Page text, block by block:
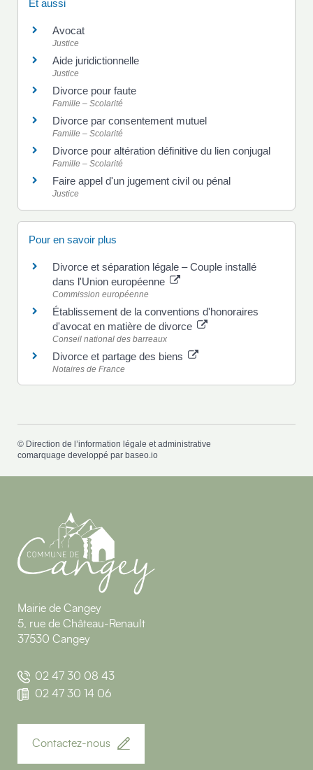
Et aussi
Avocat
Justice
Aide juridictionnelle
Justice
Divorce pour faute
Famille – Scolarité
Divorce par consentement mutuel
Famille – Scolarité
Divorce pour altération définitive du lien conjugal
Famille – Scolarité
Faire appel d'un jugement civil ou pénal
Justice
Pour en savoir plus
Divorce et séparation légale – Couple installé
dans l'Union européenne
Commission européenne
Établissement de la conventions d'honoraires
d'avocat en matière de divorce
Conseil national des barreaux
Divorce et partage des biens
Notaires de France
© Direction de l’information légale et administrative
comarquage developpé par baseo.io
Mairie de Cangey
5, rue de Château-Renault
37530 Cangey
02 47 30 08 43
02 47 30 14 06
Contactez-nous